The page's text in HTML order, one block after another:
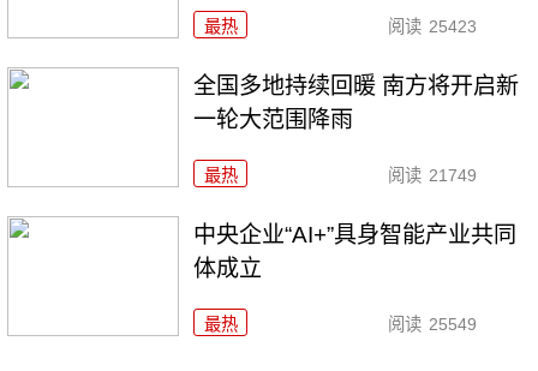
最热 阅读 25423
全国多地持续回暖 南方将开启新
一轮大范围降雨
最热 阅读 21749
中央企业“AI+”具身智能产业共同
体成立
最热 阅读 25549